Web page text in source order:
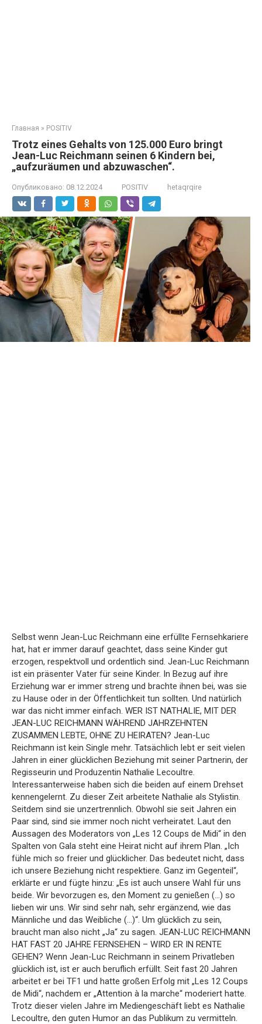
Главная » POSITIV
Trotz eines Gehalts von 125.000 Euro bringt
Jean-Luc Reichmann seinen 6 Kindern bei,
„aufzuräumen und abzuwaschen“.
Опубликовано: 08.12.2024 POSITIV hetaqrqire
Selbst wenn Jean-Luc Reichmann eine erfüllte Fernsehkariere
hat, hat er immer darauf geachtet, dass seine Kinder gut
erzogen, respektvoll und ordentlich sind. Jean-Luc Reichmann
ist ein präsenter Vater für seine Kinder. In Bezug auf ihre
Erziehung war er immer streng und brachte ihnen bei, was sie
zu Hause oder in der Öffentlichkeit tun sollten. Und natürlich
war das nicht immer einfach. WER IST NATHALIE, MIT DER
JEAN-LUC REICHMANN WÄHREND JAHRZEHNTEN
ZUSAMMEN LEBTE, OHNE ZU HEIRATEN? Jean-Luc
Reichmann ist kein Single mehr. Tatsächlich lebt er seit vielen
Jahren in einer glücklichen Beziehung mit seiner Partnerin, der
Regisseurin und Produzentin Nathalie Lecoultre.
Interessanterweise haben sich die beiden auf einem Drehset
kennengelernt. Zu dieser Zeit arbeitete Nathalie als Stylistin.
Seitdem sind sie unzertrennlich. Obwohl sie seit Jahren ein
Paar sind, sind sie immer noch nicht verheiratet. Laut den
Aussagen des Moderators von „Les 12 Coups de Midi“ in den
Spalten von Gala steht eine Heirat nicht auf ihrem Plan. „Ich
fühle mich so freier und glücklicher. Das bedeutet nicht, dass
ich unsere Beziehung nicht respektiere. Ganz im Gegenteil“,
erklärte er und fügte hinzu: „Es ist auch unsere Wahl für uns
beide. Wir bevorzugen es, den Moment zu genießen (…) so
lieben wir uns. Wir sind sehr nah, sehr ergänzend, wie das
Männliche und das Weibliche (…)“. Um glücklich zu sein,
braucht man also nicht „Ja“ zu sagen. JEAN-LUC REICHMANN
HAT FAST 20 JAHRE FERNSEHEN – WIRD ER IN RENTE
GEHEN? Wenn Jean-Luc Reichmann in seinem Privatleben
glücklich ist, ist er auch beruflich erfüllt. Seit fast 20 Jahren
arbeitet er bei TF1 und hatte großen Erfolg mit „Les 12 Coups
de Midi“, nachdem er „Attention à la marche“ moderiert hatte.
Trotz dieser vielen Jahre im Mediengeschäft liebt es Nathalie
Lecoultre, den guten Humor an das Publikum zu vermitteln.